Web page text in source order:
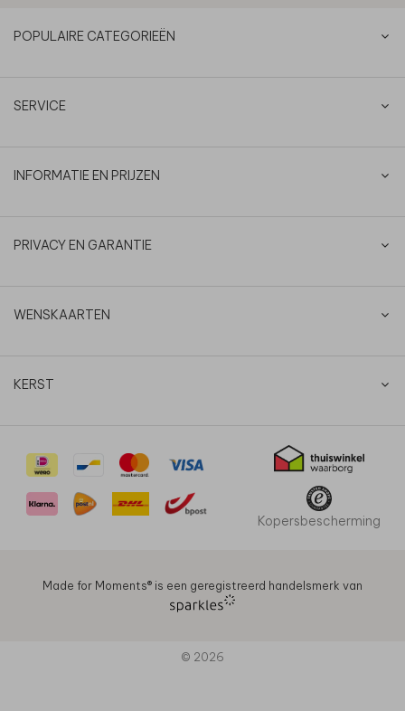
POPULAIRE CATEGORIEËN
SERVICE
INFORMATIE EN PRIJZEN
PRIVACY EN GARANTIE
WENSKAARTEN
KERST
Kopersbescherming
Made for Moments®️ is een geregistreerd handelsmerk van
© 2026